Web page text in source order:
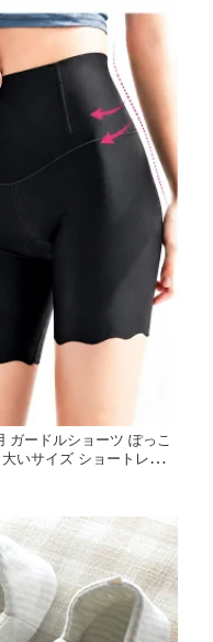
ガードルショーツ ぽっこ
いサイズ ショートレギン
レス 丸まらない 引き締
ツ サラッと素材 日常使い